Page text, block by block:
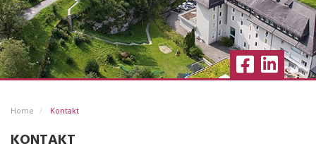
QUELLE/ALP
KARRIERE
IMMOBILIEN
BLICKPUNKT GESUNDHEIT
Home Kontakt
KONTAKT